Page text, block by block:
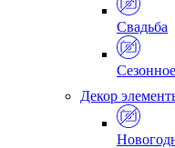
Свадьба
Сезонное
Декор